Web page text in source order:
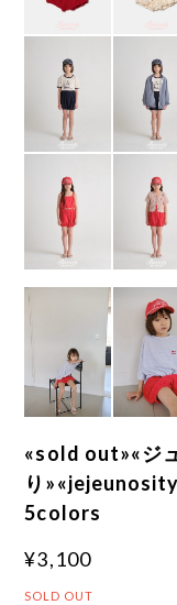
«sold out»«ジ
り
5colors
¥3,100
SOLD OUT